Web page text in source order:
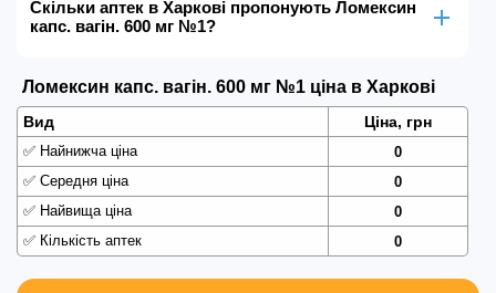
Скільки аптек в Харкові пропонують Ломексин
капс. вагін. 600 мг №1?
Ломексин капс. вагін. 600 мг №1 ціна в Харкові
Вид Ціна, грн
✅ Найнижча ціна
0
✅ Середня ціна
0
✅ Найвища ціна
0
✅ Кількість аптек 0